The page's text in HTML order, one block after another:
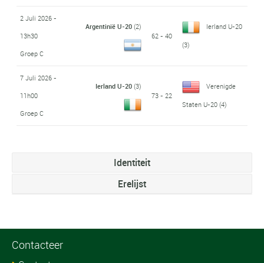
2 Juli 2026 -
13h30
Groep C
Argentinië U-20(2)
62 - 40
Ierland U-20
(3)
7 Juli 2026 -
11h00
Groep C
Ierland U-20(3)
73 - 22
Verenigde
Staten U-20(4)
Identiteit
Erelijst
Contacteer